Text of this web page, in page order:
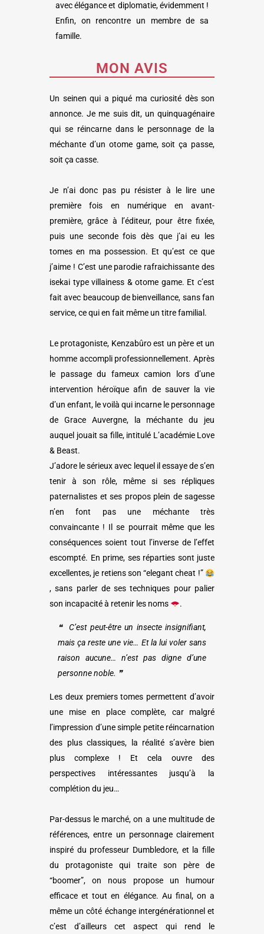
avec élégance et diplomatie, évidemment !
Enfin, on rencontre un membre de sa
famille.
MON AVIS
Un seinen qui a piqué ma curiosité dès son
annonce. Je me suis dit, un quinquagénaire
qui se réincarne dans le personnage de la
méchante d’un otome game, soit ça passe,
soit ça casse.
Je n’ai donc pas pu résister à le lire une
première fois en numérique en avant-
première, grâce à l’éditeur, pour être fixée,
puis une seconde fois dès que j’ai eu les
tomes en ma possession. Et qu’est ce que
j’aime ! C’est une parodie rafraichissante des
isekai type villainess & otome game. Et c’est
fait avec beaucoup de bienveillance, sans fan
service, ce qui en fait même un titre familial.
Le protagoniste, Kenzabûro est un père et un
homme accompli professionnellement. Après
le passage du fameux camion lors d’une
intervention héroïque afin de sauver la vie
d’un enfant, le voilà qui incarne le personnage
de Grace Auvergne, la méchante du jeu
auquel jouait sa fille, intitulé L’académie Love
& Beast.
J’adore le sérieux avec lequel il essaye de s’en
tenir à son rôle, même si ses répliques
paternalistes et ses propos plein de sagesse
n’en font pas une méchante très
convaincante ! Il se pourrait même que les
conséquences soient tout l’inverse de l’effet
escompté. En prime, ses réparties sont juste
excellentes, je retiens son “elegant cheat !”
, sans parler de ses techniques pour palier
son incapacité à retenir les noms
.
❝ C’est peut-être un insecte insignifiant,
mais ça reste une vie… Et la lui voler sans
raison aucune… n’est pas digne d’une
personne noble. ❞
Les deux premiers tomes permettent d’avoir
une mise en place complète, car malgré
l’impression d’une simple petite réincarnation
des plus classiques, la réalité s’avère bien
plus complexe ! Et cela ouvre des
perspectives intéressantes jusqu’à la
complétion du jeu…
Par-dessus le marché, on a une multitude de
références, entre un personnage clairement
inspiré du professeur Dumbledore, et la fille
du protagoniste qui traite son père de
“boomer”, on nous propose un humour
efficace et tout en élégance. Au final, on a
même un côté échange intergénérationnel et
c’est d’ailleurs cet aspect qui rend le